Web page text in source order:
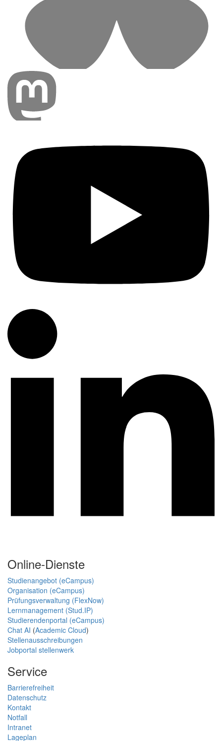
Online-Dienste
Studienangebot (eCampus)
Organisation (eCampus)
Prüfungsverwaltung (FlexNow)
Lernmanagement (Stud.IP)
Studierendenportal (eCampus)
Chat AI (Academic Cloud)
Stellenausschreibungen
Jobportal stellenwerk
Service
Barrierefreiheit
Datenschutz
Kontakt
Notfall
Intranet
Lageplan